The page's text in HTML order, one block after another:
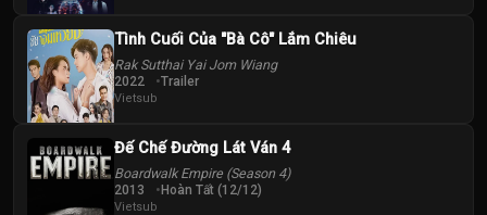
Tình Cuối Của "Bà Cô" Lắm Chiêu
Rak Sutthai Yai Jom Wiang
2022 Trailer
Vietsub
Đế Chế Đường Lát Ván 4
Boardwalk Empire (Season 4)
2013 Hoàn Tất (12/12)
Vietsub